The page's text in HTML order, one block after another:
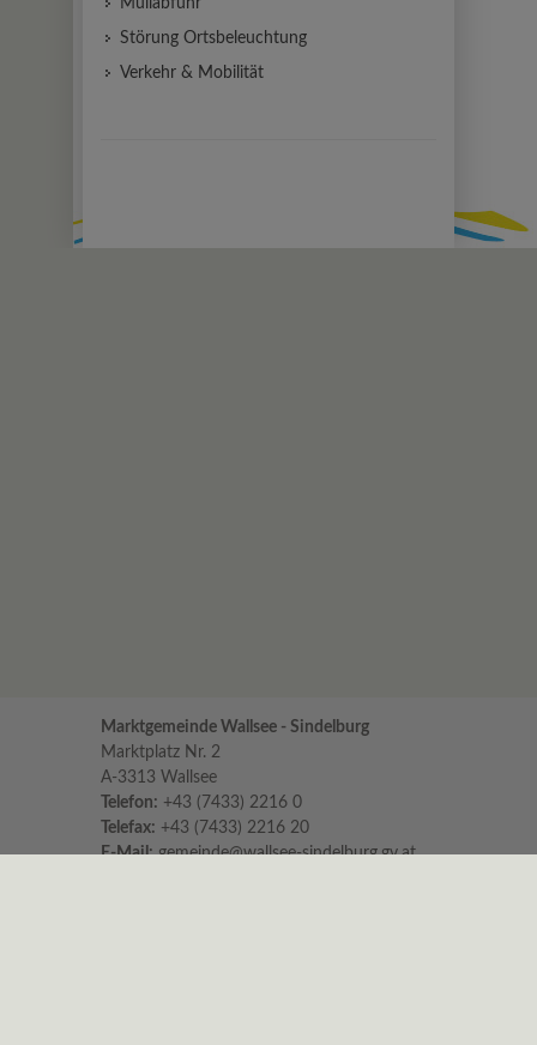
Müllabfuhr
Störung Ortsbeleuchtung
Verkehr & Mobilität
Marktgemeinde Wallsee - Sindelburg
Marktplatz Nr. 2
A-3313 Wallsee
Telefon: +43 (7433) 2216 0
Telefax: +43 (7433) 2216 20
E-Mail: gemeinde@wallsee-sindelburg.gv.at